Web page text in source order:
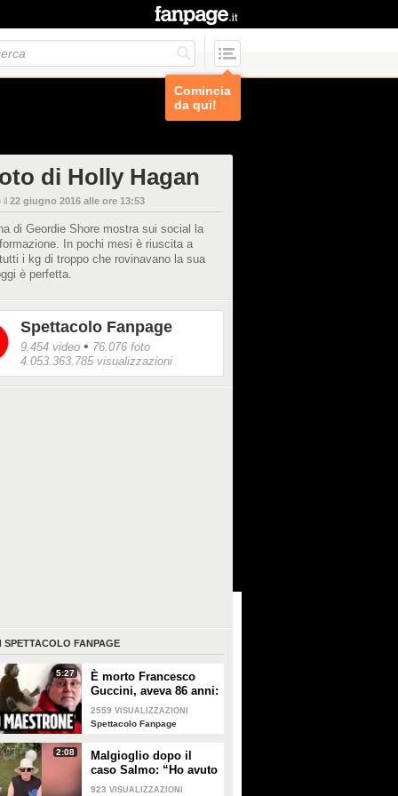
Comincia
da qui!
di Holly Hagan
il 22 giugno 2016 alle ore 13:53
di Geordie Shore mostra sui social la
In pochi mesi è riuscita a
i kg di troppo che rovinavano la sua
è perfetta.
Spettacolo Fanpage
9.454 video • 76.076 foto
4.053.363.785 visualizzazioni
SPETTACOLO FANPAGE
5:27
È morto Francesco
Guccini, aveva 86 anni:
è stato uno dei
cantautori più
2559 VISUALIZZAZIONI
Spettacolo Fanpage
2:08
Malgioglio dopo il
caso Salmo: “Ho avuto
un melanoma. Mettete
923 VISUALIZZAZIONI